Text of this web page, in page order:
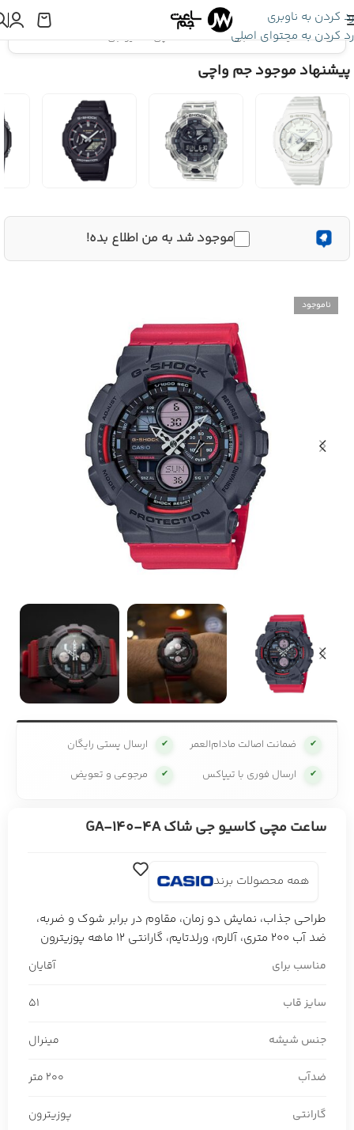
رد کردن به ناوبری
رد کردن به محتوای اصلی
اینجا هستید:ساعت جی شاک»ساعت مچی کاسیو جی شاک GA-140-4A
پیشنهاد موجود جم واچی
موجود شد به من اطلاع بده!
ناموجود
✔ ضمانت اصالت مادام‌العمر ✔ ارسال پستی رایگان
✔ ارسال فوری با تیپاکس ✔ مرجوعی و تعویض
ساعت مچی کاسیو جی شاک GA-140-4A
همه محصولات برند
طراحی جذاب، نمایش دو زمان، مقاوم در برابر شوک و ضربه،
ضد آب 200 متری، آلارم، ورلدتایم، گارانتی 12 ماهه پوزیترون
مناسب برای آقایان
سایز قاب 51
جنس شیشه مینرال
ضدآب 200 متر
گارانتی پوزیترون